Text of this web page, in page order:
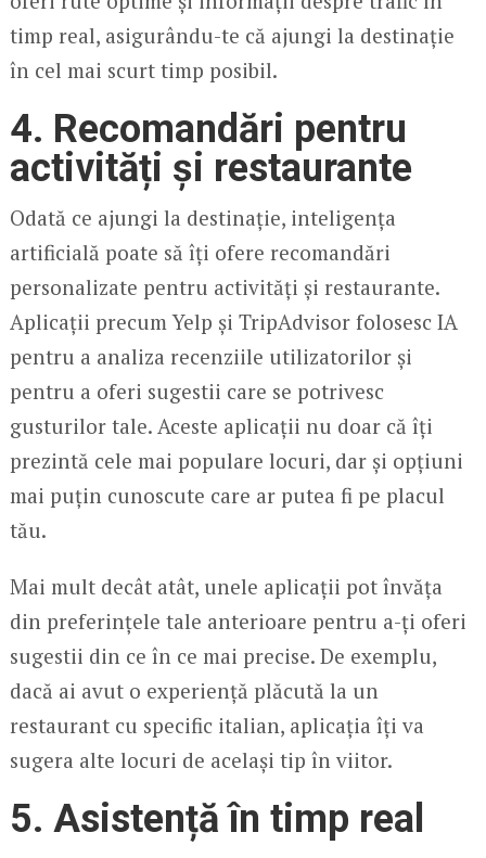
timp real, asigurându-te că ajungi la destinație
în cel mai scurt timp posibil.
4. Recomandări pentru
activități și restaurante
Odată ce ajungi la destinație, inteligența
artificială poate să îți ofere recomandări
personalizate pentru activități și restaurante.
Aplicații precum Yelp și TripAdvisor folosesc IA
pentru a analiza recenziile utilizatorilor și
pentru a oferi sugestii care se potrivesc
gusturilor tale. Aceste aplicații nu doar că îți
prezintă cele mai populare locuri, dar și opțiuni
mai puțin cunoscute care ar putea fi pe placul
tău.
Mai mult decât atât, unele aplicații pot învăța
din preferințele tale anterioare pentru a-ți oferi
sugestii din ce în ce mai precise. De exemplu,
dacă ai avut o experiență plăcută la un
restaurant cu specific italian, aplicația îți va
sugera alte locuri de același tip în viitor.
5. Asistență în timp real